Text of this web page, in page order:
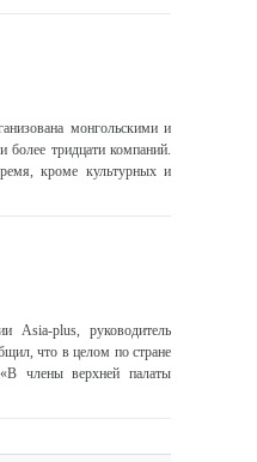
монгольскими и
более тридцати компаний.
кроме культурных и
plus, руководитель
что в целом по стране
члены верхней палаты